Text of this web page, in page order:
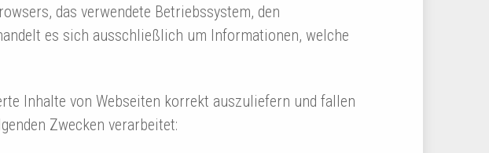
das verwendete Betriebssystem, den
es sich ausschließlich um Informationen, welche
Inhalte von Webseiten korrekt auszuliefern und fallen
Zwecken verarbeitet: